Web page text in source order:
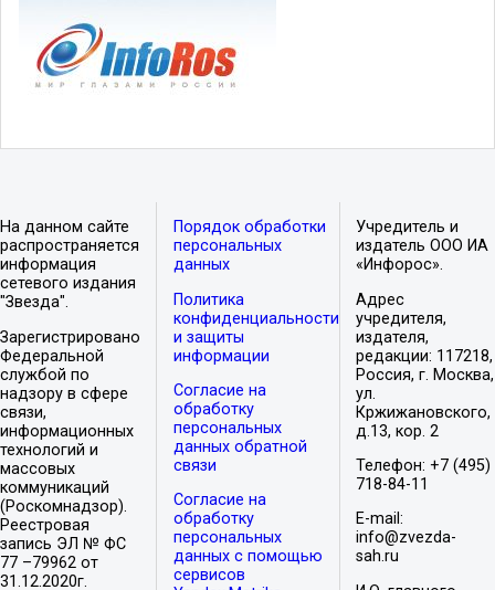
На данном сайте
распространяется
информация
сетевого издания
"Звезда".
Зарегистрировано
Федеральной
службой по
надзору в сфере
связи,
информационных
технологий и
массовых
коммуникаций
(Роскомнадзор).
Реестровая
запись ЭЛ № ФС
77 –79962 от
31.12.2020г.
Порядок обработки
персональных
данных
Политика
конфиденциальности
и защиты
информации
Согласие на
обработку
персональных
данных обратной
связи
Согласие на
обработку
персональных
данных с помощью
сервисов
Учредитель и
издатель ООО ИА
«Инфорос».
Адрес
учредителя,
издателя,
редакции: 117218,
Россия, г. Москва,
ул.
Кржижановского,
д.13, кор. 2
Телефон: +7 (495)
718-84-11
E-mail:
info@zvezda-
sah.ru